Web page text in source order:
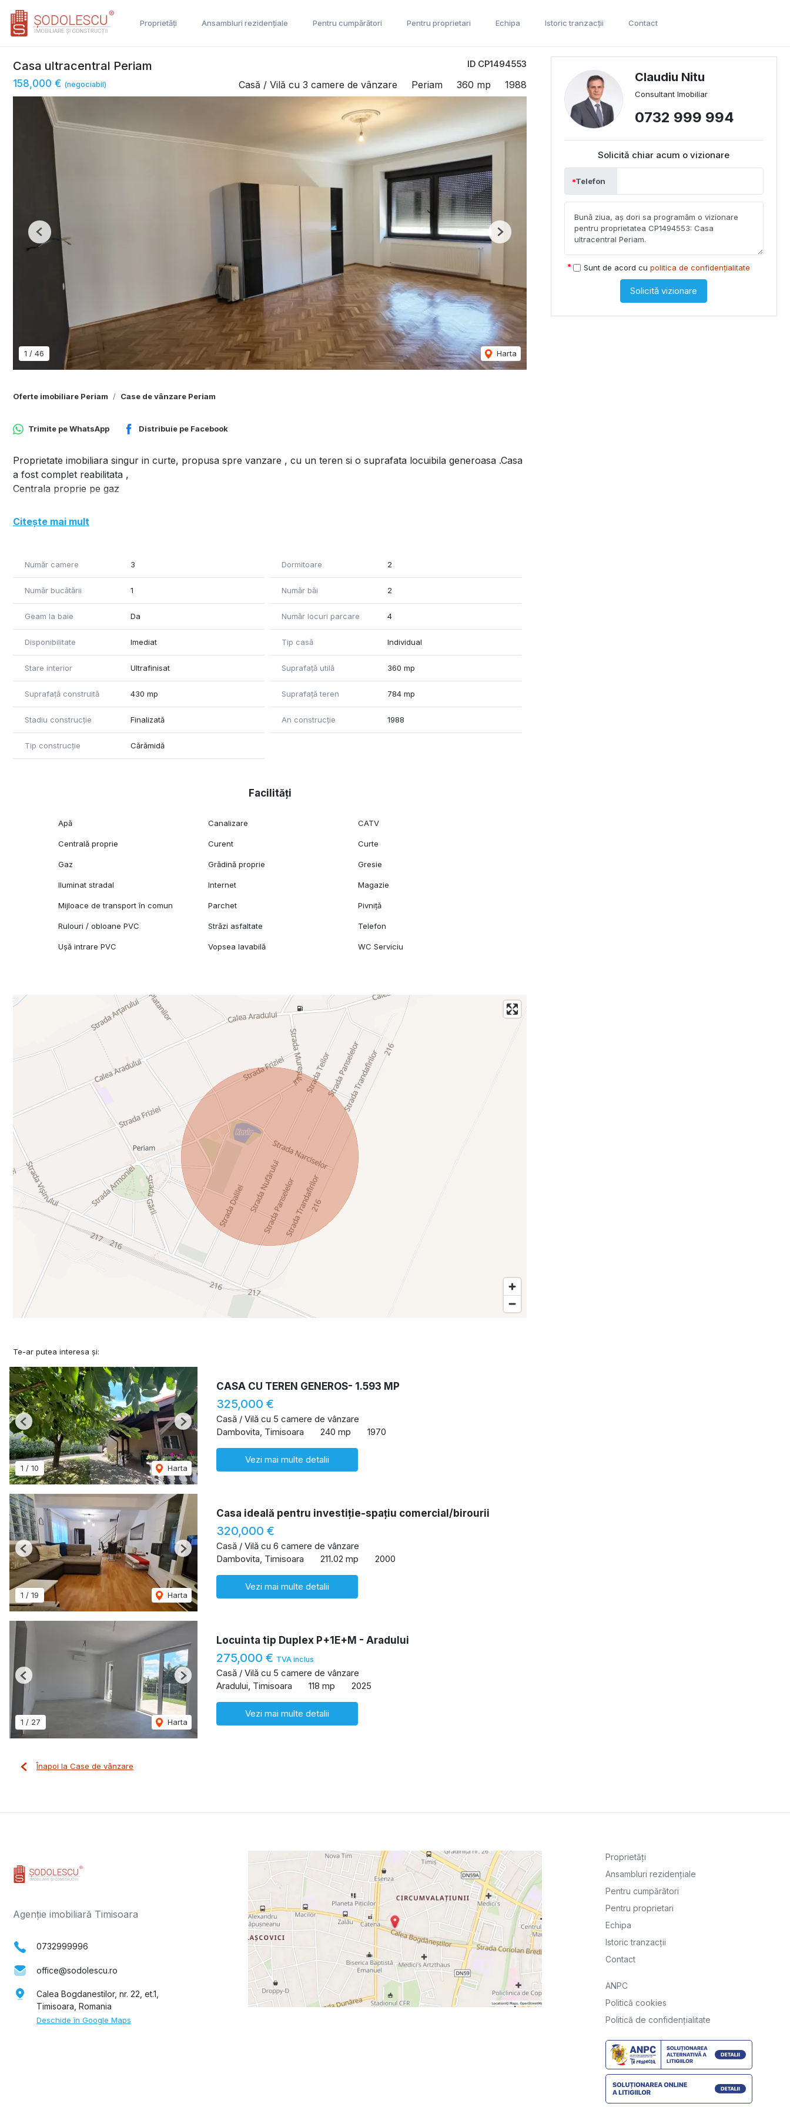
Proprietăți Ansambluri rezidențiale Pentru cumpărători Pentru proprietari Echipa Istoric tranzacții Contact
ID CP1494553
Casa ultracentral Periam
158,000 € (negociabil) Casă / Vilă cu 3 camere de vânzare Periam 360 mp 1988
1 / 46 Harta
Previous Next
Oferte imobiliare Periam Case de vânzare Periam
Trimite peWhatsApp Distribuie pe Facebook
Proprietate imobiliara singur in curte, propusa spre vanzare , cu un teren si o suprafata locuibila generoasa .Casa
a fost complet reabilitata ,
Centrala proprie pe gaz
Citește mai mult
Număr camere 3 Dormitoare 2
Număr bucătării 1 Număr băi 2
Geam la baie Da Număr locuri parcare 4
Disponibilitate Imediat Tip casă Individual
Stare interior Ultrafinisat Suprafață utilă 360 mp
Suprafață construită 430 mp Suprafață teren 784 mp
Stadiu construcție Finalizată An construcție 1988
Tip construcție Cărămidă
Facilități
Apă Canalizare CATV
Centrală proprie Curent Curte
Gaz Grădină proprie Gresie
Iluminat stradal Internet Magazie
Mijloace de transport în comun Parchet Pivniță
Rulouri / obloane PVC Străzi asfaltate Telefon
Ușă intrare PVC Vopsea lavabilă WC Serviciu
Claudiu Nitu
Consultant Imobiliar
0732 999 994
Solicită chiar acum o vizionare
Telefon
Sunt de acord cu politica de confidențialitate
Solicită vizionare
Te-ar putea interesa și:
1 / 10 Harta
Previous Next
CASA CU TEREN GENEROS- 1.593 MP
325,000 €
Casă / Vilă cu 5 camere de vânzare
Dambovita, Timisoara
240 mp 1970
Vezi mai multe detalii
1 / 19 Harta
Previous Next
Casa ideală pentru investiție-spațiu comercial/birourii
320,000 €
Casă / Vilă cu 6 camere de vânzare
Dambovita, Timisoara
211.02 mp 2000
Vezi mai multe detalii
1 / 27 Harta
Previous Next
Locuinta tip Duplex P+1E+M - Aradului
275,000 € TVA inclus
Casă / Vilă cu 5 camere de vânzare
Aradului, Timisoara
118 mp 2025
Vezi mai multe detalii
Înapoi la Case de vânzare
Agenție imobiliară Timisoara
0732999996
office@sodolescu.ro
Calea Bogdanestilor, nr. 22, et.1,
Timisoara, Romania
Deschide în Google Maps
Proprietăți
Ansambluri rezidențiale
Pentru cumpărători
Pentru proprietari
Echipa
Istoric tranzacții
Contact
ANPC
Politică cookies
Politică de confidențialitate